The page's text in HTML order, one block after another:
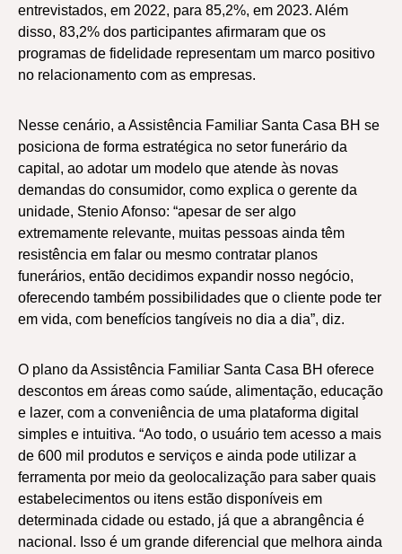
entrevistados, em 2022, para 85,2%, em 2023. Além
disso, 83,2% dos participantes afirmaram que os
programas de fidelidade representam um marco positivo
no relacionamento com as empresas.
Nesse cenário, a Assistência Familiar Santa Casa BH se
posiciona de forma estratégica no setor funerário da
capital, ao adotar um modelo que atende às novas
demandas do consumidor, como explica o gerente da
unidade, Stenio Afonso: “apesar de ser algo
extremamente relevante, muitas pessoas ainda têm
resistência em falar ou mesmo contratar planos
funerários, então decidimos expandir nosso negócio,
oferecendo também possibilidades que o cliente pode ter
em vida, com benefícios tangíveis no dia a dia”, diz.
O plano da Assistência Familiar Santa Casa BH oferece
descontos em áreas como saúde, alimentação, educação
e lazer, com a conveniência de uma plataforma digital
simples e intuitiva. “Ao todo, o usuário tem acesso a mais
de 600 mil produtos e serviços e ainda pode utilizar a
ferramenta por meio da geolocalização para saber quais
estabelecimentos ou itens estão disponíveis em
determinada cidade ou estado, já que a abrangência é
nacional. Isso é um grande diferencial que melhora ainda